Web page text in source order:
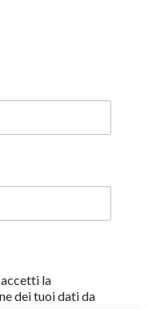
la
dei tuoi dati da